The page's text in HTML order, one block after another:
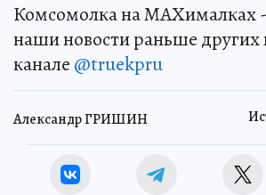
Комсомолка на MAXималках
наши новости раньше других
канале @truekpru
Александр ГРИШИН